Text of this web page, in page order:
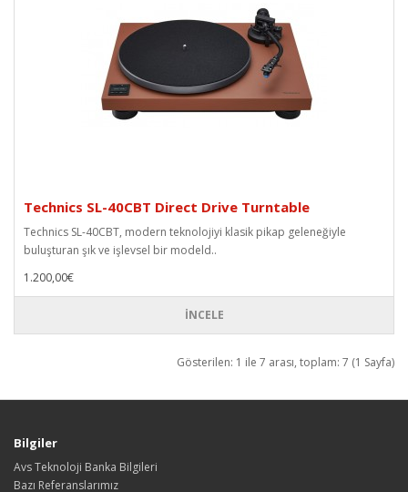
Technics SL-40CBT Direct Drive Turntable
Technics SL-40CBT, modern teknolojiyi klasik pikap geleneğiyle
buluşturan şık ve işlevsel bir modeld..
1.200,00€
İNCELE
Gösterilen: 1 ile 7 arası, toplam: 7 (1 Sayfa)
Bilgiler
Avs Teknoloji Banka Bilgileri
Bazı Referanslarımız